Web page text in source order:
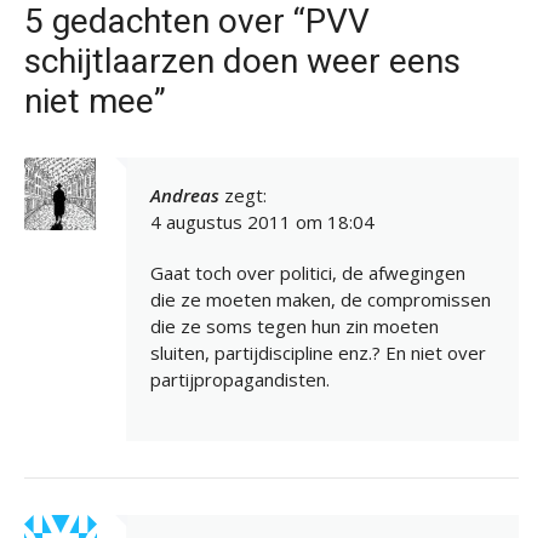
5 gedachten over “PVV
schijtlaarzen doen weer eens
niet mee”
Andreas zegt:
4 augustus 2011 om 18:04
Gaat toch over politici, de afwegingen
die ze moeten maken, de compromissen
die ze soms tegen hun zin moeten
sluiten, partijdiscipline enz.? En niet over
partijpropagandisten.